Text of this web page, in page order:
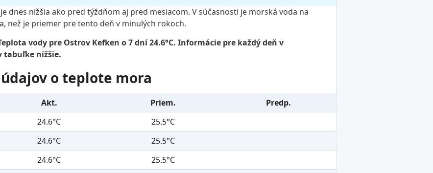
dnes nižšia ako pred týždňom aj pred mesiacom. V súčasnosti je morská voda na
než je priemer pre tento deň v minulých rokoch.
vody pre Ostrov Kefken o 7 dní 24.6°C. Informácie pre každý deň v
tabuľke nižšie.
o teplote mora
Akt. Priem.
Predp.
24.6°C
25.5°C
24.6°C
25.5°C
24.6°C
25.5°C